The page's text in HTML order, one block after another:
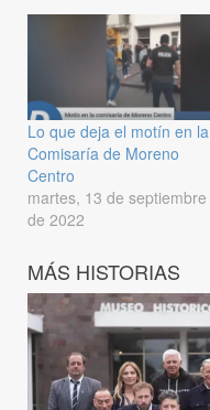
Lo que deja el motín en la
Comisaría de Moreno
Centro
martes, 13 de septiembre
de 2022
MÁS HISTORIAS